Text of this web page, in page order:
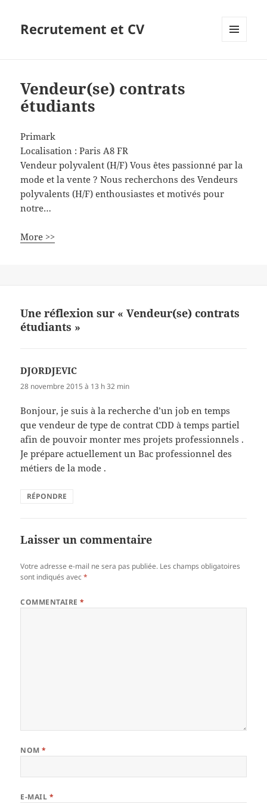
Recrutement et CV
Vendeur(se) contrats
étudiants
Primark
Localisation :Paris A8 FR
Vendeur polyvalent (H/F) Vous êtes passionné par la
mode et la vente ? Nous recherchons des Vendeurs
polyvalents (H/F) enthousiastes et motivés pour
notre…
More >>
Une réflexion sur « Vendeur(se) contrats
étudiants »
DJORDJEVIC
28 novembre 2015 à 13 h 32 min
Bonjour, je suis à la recherche d’un job en temps
que vendeur de type de contrat CDD à temps partiel
afin de pouvoir monter mes projets professionnels .
Je prépare actuellement un Bac professionnel des
métiers de la mode .
RÉPONDRE
Laisser un commentaire
Votre adresse e-mail ne sera pas publiée. Les champs obligatoires
sont indiqués avec*
COMMENTAIRE*
NOM*
E-MAIL *